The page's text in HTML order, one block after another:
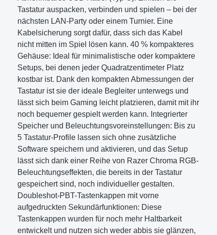
Tastatur auspacken, verbinden und spielen – bei der
nächsten LAN-Party oder einem Turnier. Eine
Kabelsicherung sorgt dafür, dass sich das Kabel
nicht mitten im Spiel lösen kann. 40 % kompakteres
Gehäuse: Ideal für minimalistische oder kompaktere
Setups, bei denen jeder Quadratzentimeter Platz
kostbar ist. Dank den kompakten Abmessungen der
Tastatur ist sie der ideale Begleiter unterwegs und
lässt sich beim Gaming leicht platzieren, damit mit ihr
noch bequemer gespielt werden kann. Integrierter
Speicher und Beleuchtungsvoreinstellungen: Bis zu
5 Tastatur-Profile lassen sich ohne zusätzliche
Software speichern und aktivieren, und das Setup
lässt sich dank einer Reihe von Razer Chroma RGB-
Beleuchtungseffekten, die bereits in der Tastatur
gespeichert sind, noch individueller gestalten.
Doubleshot-PBT-Tastenkappen mit vorne
aufgedruckten Sekundärfunktionen: Diese
Tastenkappen wurden für noch mehr Haltbarkeit
entwickelt und nutzen sich weder abbis sie glänzen,